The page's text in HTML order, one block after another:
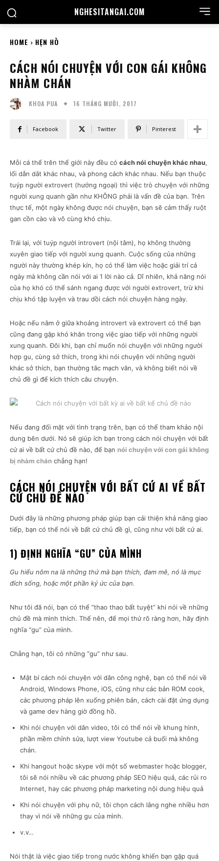
NGHESITANGAI.COM
HOME HẸN HÒ
CÁCH NÓI CHUYỆN VỚI CON GÁI KHÔNG
NHÀM CHÁN
KHOA PUA 16 THÁNG MƯỜI, 2017
Facebook Twitter Pinterest
Mỗi cá thể trên thế giới này đều có cách nói chuyện khác nhau,
lối dẫn dắt khác nhau, và phong cách khác nhau. Nếu bạn thuộc
tuýp người extrovert (hướng ngoại) thì việc trò chuyện với những
người xung quanh gần như KHÔNG phải là vấn đề của bạn. Trên
thực tế, một ngày không được nói chuyện, bạn sẽ cảm thấy ruột
gan cồn cào và vô cùng khó chịu.
Trái lại, với tuýp người introvert (nội tâm), họ không thường
xuyên giao tiếp với người xung quanh. Cuộc sống của những
người này thường khép kín, họ có thể làm việc hoặc giải trí cả
ngày mà không cần nói với ai 1 lời nào cả. Dĩ nhiên, khả năng nói
của họ khó có thể sánh ngang được với người extrovert, trừ khi
chịu khó tập luyện và trau dồi cách nói chuyện hàng ngày.
Hoặc nếu nằm ở giữa khoảng introvert và extrovert có thể bạn
cũng đang gặp khó khăn trong việc giao tiếp với những người
xung quanh. Đôi khi, bạn chỉ muốn nói chuyện với những người
hợp gu, cùng sở thích, trong khi nói chuyện với những người
khác sở thích, bạn thường tắc mạch văn, và không biết nói về
chủ đề gì để kích thích câu chuyện.
Nếu đang đối mặt với tình trạng trên, bạn có thể tham khảo nội
dung bên dưới. Nó sẽ giúp ích bạn trong cách nói chuyện với bất
cứ ai về bất cứ chủ đề nào, để bạn nói chuyện với con gái không
bị nhàm chán chẳng hạn!
CÁCH NÓI CHUYỆN VỚI BẤT CỨ AI VỀ BẤT
CỨ CHỦ ĐỀ NÀO
Dưới đây là những phương pháp giúp bạn cải thiện khả năng giao
tiếp, bạn có thể nói về bất cứ chủ đề gì, cũng như với bất cứ ai.
1) ĐỊNH NGHĨA “GU” CỦA MÌNH
Gu hiểu nôm na là những thứ mà bạn thích, đam mê, nó là mục
đích sống, hoặc một phần ký ức của bạn.
Như tôi đã nói, bạn có thể “thao thao bất tuyệt” khi nói về những
chủ đề mà mình thích. Thế nên, để mọi thứ rõ ràng hơn, hãy định
nghĩa “gu” của mình.
Chẳng hạn, tôi có những “gu” như sau.
Mật bí cách nói chuyện với dân công nghệ, bạn có thể nói về
Android, Windows Phone, iOS, cũng như các bản ROM cook,
các phương pháp lên xuống phiên bản, cách cài đặt ứng dụng
và game dev hàng giờ đồng hồ.
Khi nói chuyện với dân video, tôi có thể nói về khung hình,
phần mềm chỉnh sửa, lượt view Youtube cả buổi mà không
chán.
Khi hangout hoặc skype với một số webmaster hoặc blogger,
tôi sẽ nói nhiều về các phương pháp SEO hiệu quả, các rủi ro
Internet, hay các phương pháp marketing nội dung hiệu quả
Khi nói chuyện với phụ nữ, tôi chọn cách lắng nghe nhiều hơn
thay vì nói về những gu của mình.
v.v…
Nói thật là việc giao tiếp trong nước không khiến bạn gặp quá